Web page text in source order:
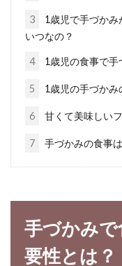
つ
て
茶
3
1歳児で手づか
いつなの？
4 1歳児の食事で手
5 1歳児の手づかみ
6 甘くて美味しい
7 手づかみの食事
手づかみ
要性とは？